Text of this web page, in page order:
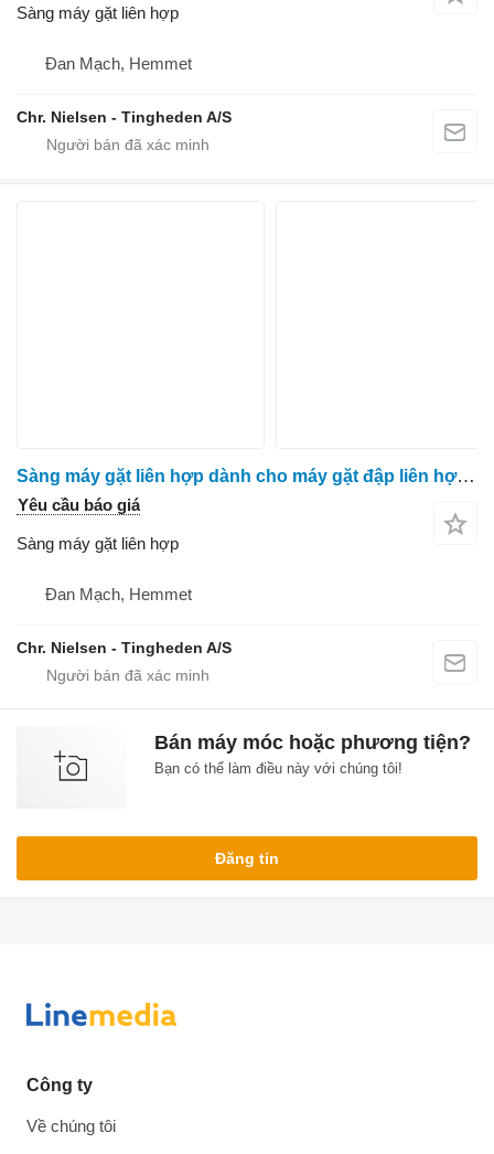
Sàng máy gặt liên hợp
Đan Mạch, Hemmet
Chr. Nielsen - Tingheden A/S
Sàng máy gặt liên hợp dành cho máy gặt đập liên hợp Massey Ferguson 7278
Yêu cầu báo giá
Sàng máy gặt liên hợp
Đan Mạch, Hemmet
Chr. Nielsen - Tingheden A/S
Bán máy móc hoặc phương tiện?
Bạn có thể làm điều này với chúng tôi!
Đăng tin
Công ty
Về chúng tôi